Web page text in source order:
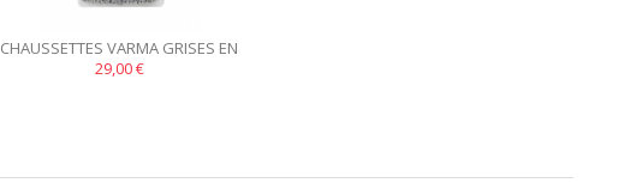
CHAUSSETTES VARMA GRISES EN
ANGORA
29,00 €